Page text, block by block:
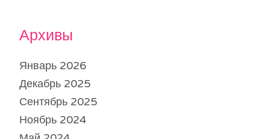
Архивы
Январь 2026
Декабрь 2025
Сентябрь 2025
Ноябрь 2024